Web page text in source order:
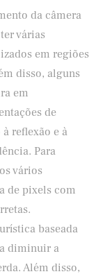
da câmera
várias
em regiões
disso, alguns
em
de
reflexão e à
Para
vários
de pixels com
baseada
diminuir a
Além disso,